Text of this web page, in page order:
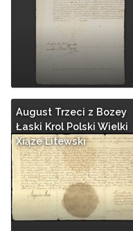
August Trzeci z Bozey
Łaski Krol Polski Wielki
Xiąze Litewski